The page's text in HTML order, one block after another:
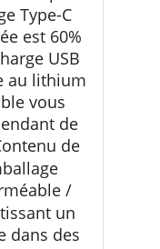
Type-C
est 60%
USB
au lithium
vous
de
de
/
un
dans des